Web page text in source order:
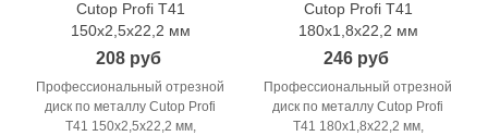
Cutop Profi T41
150x2,5x22,2 мм
208 руб
Профессиональный отрезной
диск по металлу Cutop Profi
T41 150x2,5x22,2 мм,
Cutop Profi T41
180x1,8x22,2 мм
246 руб
Профессиональный отрезной
диск по металлу Cutop Profi
T41 180x1,8x22,2 мм,